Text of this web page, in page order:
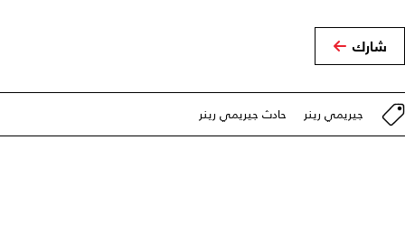
شارك
جيريمي رينر حادث جيريمي رينر